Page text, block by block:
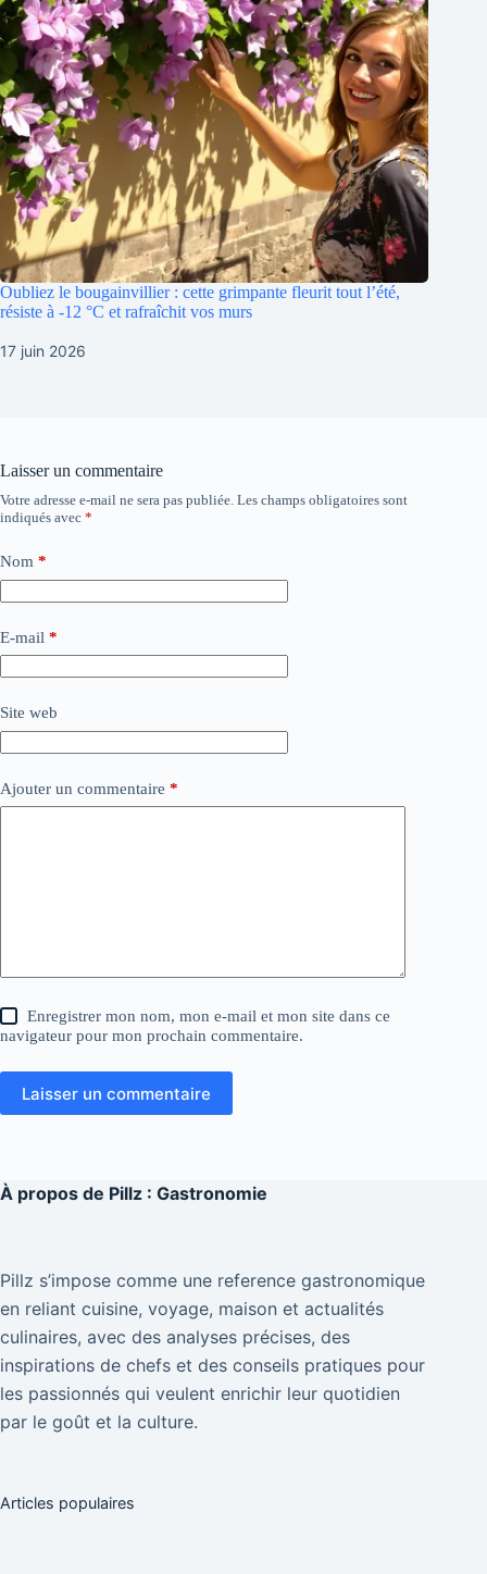
Oubliez le bougainvillier : cette grimpante fleurit tout l’été,
résiste à -12 °C et rafraîchit vos murs
17 juin 2026
Laisser un commentaire
Votre adresse e-mail ne sera pas publiée. Les champs obligatoires sont
indiqués avec *
Nom *
E-mail *
Site web
Ajouter un commentaire *
Enregistrer mon nom, mon e-mail et mon site dans ce
navigateur pour mon prochain commentaire.
Laisser un commentaire
À propos de Pillz : Gastronomie
Pillz s’impose comme une reference gastronomique
en reliant cuisine, voyage, maison et actualités
culinaires, avec des analyses précises, des
inspirations de chefs et des conseils pratiques pour
les passionnés qui veulent enrichir leur quotidien
par le goût et la culture.
Articles populaires